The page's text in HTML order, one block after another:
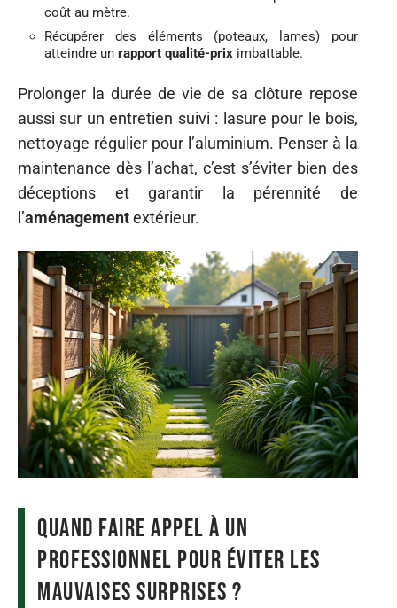
coût au mètre.
Récupérer des éléments (poteaux, lames) pour
atteindre un rapport qualité-prix imbattable.
Prolonger la durée de vie de sa clôture repose
aussi sur un entretien suivi : lasure pour le bois,
nettoyage régulier pour l’aluminium. Penser à la
maintenance dès l’achat, c’est s’éviter bien des
déceptions et garantir la pérennité de
l’aménagementextérieur.
Quand faire appel à un
professionnel pour éviter les
mauvaises surprises ?